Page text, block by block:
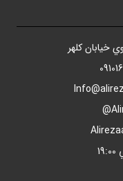
خيابان کلهر